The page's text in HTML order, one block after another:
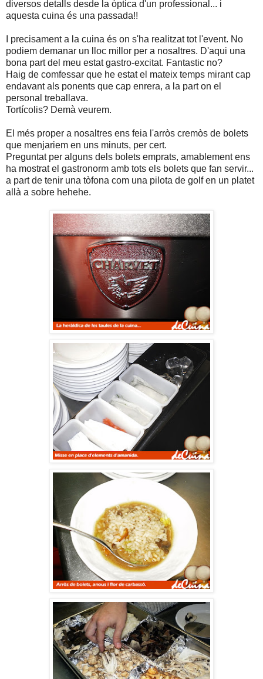
diversos detalls desde la òptica d'un professional... i
aquesta cuina és una passada!!
I precisament a la cuina és on s'ha realitzat tot l'event. No
podiem demanar un lloc millor per a nosaltres. D'aqui una
bona part del meu estat gastro-excitat. Fantastic no?
Haig de comfessar que he estat el mateix temps mirant cap
endavant als ponents que cap enrera, a la part on el
personal treballava.
Tortícolis? Demà veurem.
El més proper a nosaltres ens feia l'arròs cremòs de bolets
que menjariem en uns minuts, per cert.
Preguntat per alguns dels bolets emprats, amablement ens
ha mostrat el gastronorm amb tots els bolets que fan servir...
a part de tenir una tòfona com una pilota de golf en un platet
allà a sobre hehehe.